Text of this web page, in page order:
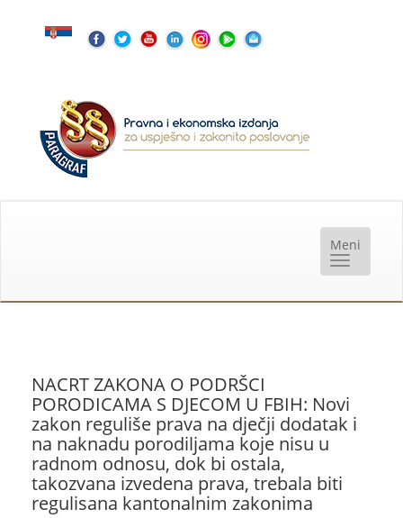
NACRT ZAKONA O PODRŠCI
PORODICAMA S DJECOM U FBIH: Novi
zakon reguliše prava na dječji dodatak i
na naknadu porodiljama koje nisu u
radnom odnosu, dok bi ostala,
takozvana izvedena prava, trebala biti
regulisana kantonalnim zakonima